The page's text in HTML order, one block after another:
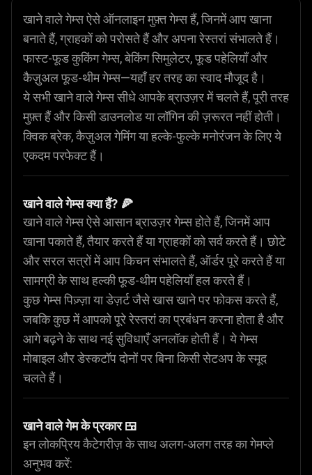
खाने वाले गेम्स ऐसे ऑनलाइन मुफ़्त गेम्स हैं, जिनमें आप खाना
बनाते हैं, ग्राहकों को परोसते हैं और अपना रेस्तरां संभालते हैं।
फास्ट-फूड कुकिंग गेम्स, बेकिंग सिमुलेटर, फूड पहेलियाँ और
कैज़ुअल फूड-थीम गेम्स—यहाँ हर तरह का स्वाद मौजूद है।
ये सभी खाने वाले गेम्स सीधे आपके ब्राउज़र में चलते हैं, पूरी तरह
मुफ़्त हैं और किसी डाउनलोड या लॉगिन की ज़रूरत नहीं होती।
क्विक ब्रेक, कैज़ुअल गेमिंग या हल्के-फुल्के मनोरंजन के लिए ये
एकदम परफेक्ट हैं।
खाने वाले गेम्स क्या हैं? 🍕
खाने वाले गेम्स ऐसे आसान ब्राउज़र गेम्स होते हैं, जिनमें आप
खाना पकाते हैं, तैयार करते हैं या ग्राहकों को सर्व करते हैं। छोटे
और सरल सत्रों में आप किचन संभालते हैं, ऑर्डर पूरे करते हैं या
सामग्री के साथ हल्की फूड-थीम पहेलियाँ हल करते हैं।
कुछ गेम्स पिज़्ज़ा या डेज़र्ट जैसे खास खाने पर फोकस करते हैं,
जबकि कुछ में आपको पूरे रेस्तरां का प्रबंधन करना होता है और
आगे बढ़ने के साथ नई सुविधाएँ अनलॉक होती हैं। ये गेम्स
मोबाइल और डेस्कटॉप दोनों पर बिना किसी सेटअप के स्मूद
चलते हैं।
खाने वाले गेम के प्रकार 🍱
इन लोकप्रिय कैटेगरीज़ के साथ अलग-अलग तरह का गेमप्ले
अनुभव करें: